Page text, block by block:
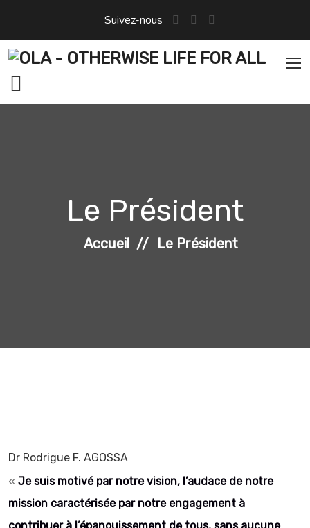
contenu
Suivez-nous
Le Président
Accueil Le Président
Dr Rodrigue F. AGOSSA
« Je suis motivé par notre vision, l’audace de notre
mission caractérisée par notre engagement à